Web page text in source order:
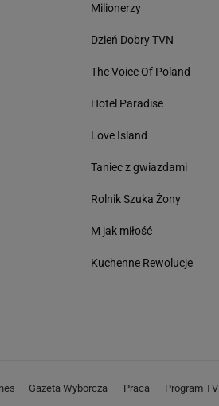
Milionerzy
Dzień Dobry TVN
The Voice Of Poland
Hotel Paradise
Love Island
Taniec z gwiazdami
Rolnik Szuka Żony
M jak miłość
Kuchenne Rewolucje
Gazeta Wyborcza Praca Program TV